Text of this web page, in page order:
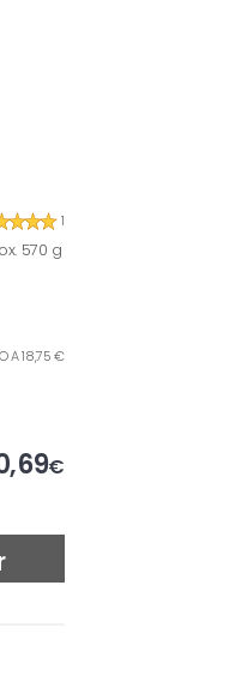
1
570 g
A 18,75 €
€